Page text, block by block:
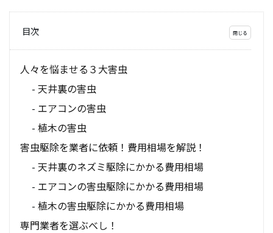
目次
人々を悩ませる３大害虫
天井裏の害虫
エアコンの害虫
植木の害虫
害虫駆除を業者に依頼！費用相場を解説！
天井裏のネズミ駆除にかかる費用相場
エアコンの害虫駆除にかかる費用相場
植木の害虫駆除にかかる費用相場
専門業者を選ぶべし！